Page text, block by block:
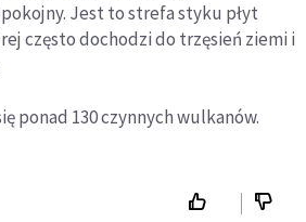
Jest to strefa styku płyt
często dochodzi do trzęsień ziemi i
ponad 130 czynnych wulkanów.